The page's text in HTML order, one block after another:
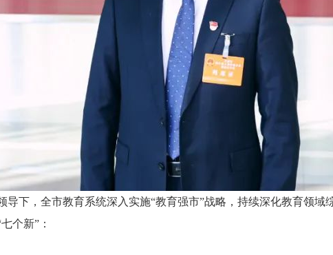
下，全市教育系统深入实施“教育强市”战略，持续深化教育领域
个新”：